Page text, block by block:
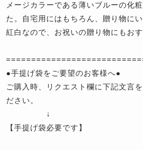
メージカラーである薄いブルーの化
た。自宅用にはもちろん、贈り物に
紅白なので、お祝いの贈り物にもおす
●手提げ袋をご要望のお客様へ●
ご購入時、リクエスト欄に下記文言
ださい。
↓
【手提げ袋必要です】